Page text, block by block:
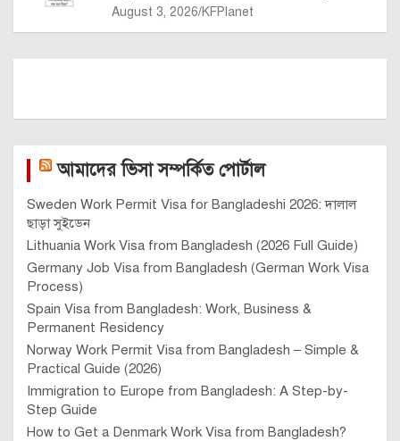
August 3, 2026 KFPlanet
আমাদের ভিসা সম্পর্কিত পোর্টাল
Sweden Work Permit Visa for Bangladeshi 2026: দালাল
ছাড়া সুইডেন
Lithuania Work Visa from Bangladesh (2026 Full Guide)
Germany Job Visa from Bangladesh (German Work Visa
Process)
Spain Visa from Bangladesh: Work, Business &
Permanent Residency
Norway Work Permit Visa from Bangladesh – Simple &
Practical Guide (2026)
Immigration to Europe from Bangladesh: A Step-by-
Step Guide
How to Get a Denmark Work Visa from Bangladesh?